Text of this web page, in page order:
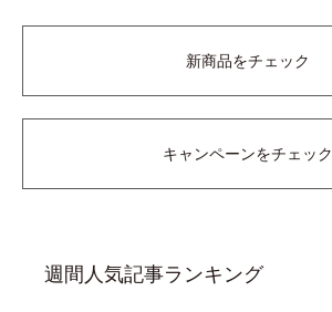
新商品をチェック
キャンペーンをチェック
週間人気記事ランキング